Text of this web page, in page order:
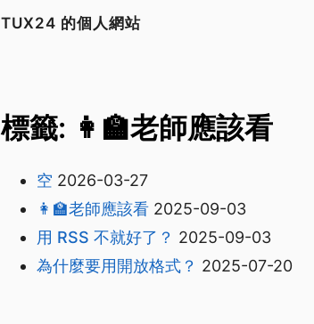
TUX24 的個人網站
標籤: 👩‍🏫老師應該看
空 2026-03-27
👩‍🏫老師應該看 2025-09-03
用 RSS 不就好了？ 2025-09-03
為什麼要用開放格式？ 2025-07-20